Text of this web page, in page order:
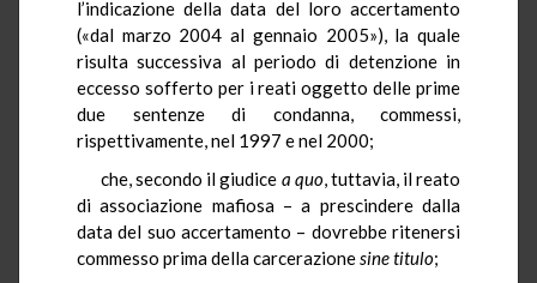
l’indicazione della data del loro accertamento
(«dal marzo 2004 al gennaio 2005»), la quale
risulta successiva al periodo di detenzione in
eccesso sofferto per i reati oggetto delle prime
due sentenze di condanna, commessi,
rispettivamente, nel 1997 e nel 2000;
che, secondo il giudice a quo, tuttavia, il reato
di associazione mafiosa – a prescindere dalla
data del suo accertamento – dovrebbe ritenersi
commesso prima della carcerazionesine titulo;